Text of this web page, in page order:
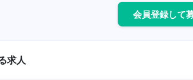
会員登録して
求人